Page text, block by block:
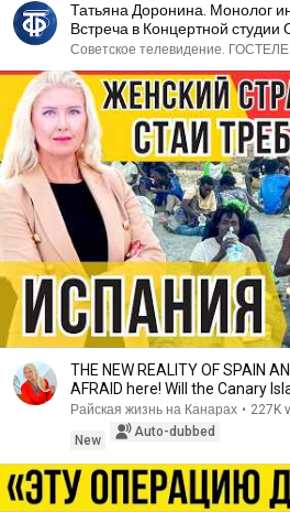
Татьяна Доронина. Монолог
Встреча в Концертной студии
Советское телевидение.
THE NEW REALITY OF SPAIN
AFRAID here! Will the Canary
Райская жизнь на Канарах • 227K
New
Auto-dubbed